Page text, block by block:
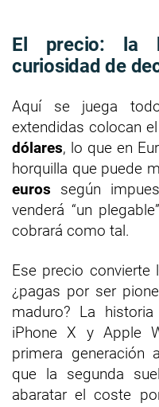
El precio: la
curiosidad de
Aquí se juega
extendidas colocan
dólares, lo que en
horquilla que puede
euros según
venderá “un
cobrará como tal.
Ese precio convierte
¿pagas por ser
maduro? La
iPhone X y Apple
primera generación
que la segunda
abaratar el coste